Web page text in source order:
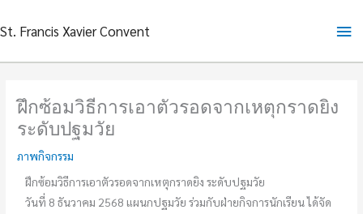
to
St. Francis Xavier Convent
ฝึกซ้อมวิธีการเอาตัวรอดจากเหตุกราดยิง
ระดับปฐมวัย
ภาพกิจกรรม
ฝึกซ้อมวิธีการเอาตัวรอดจากเหตุกราดยิง ระดับปฐมวัย
วันที่ 8 ธันวาคม 2568 แผนกปฐมวัย ร่วมกับฝ่ายกิจการนักเรียน ได้จัด